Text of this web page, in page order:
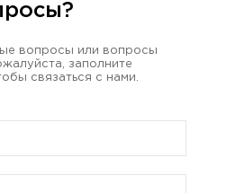
вопросы или вопросы
заполните
связаться с нами.